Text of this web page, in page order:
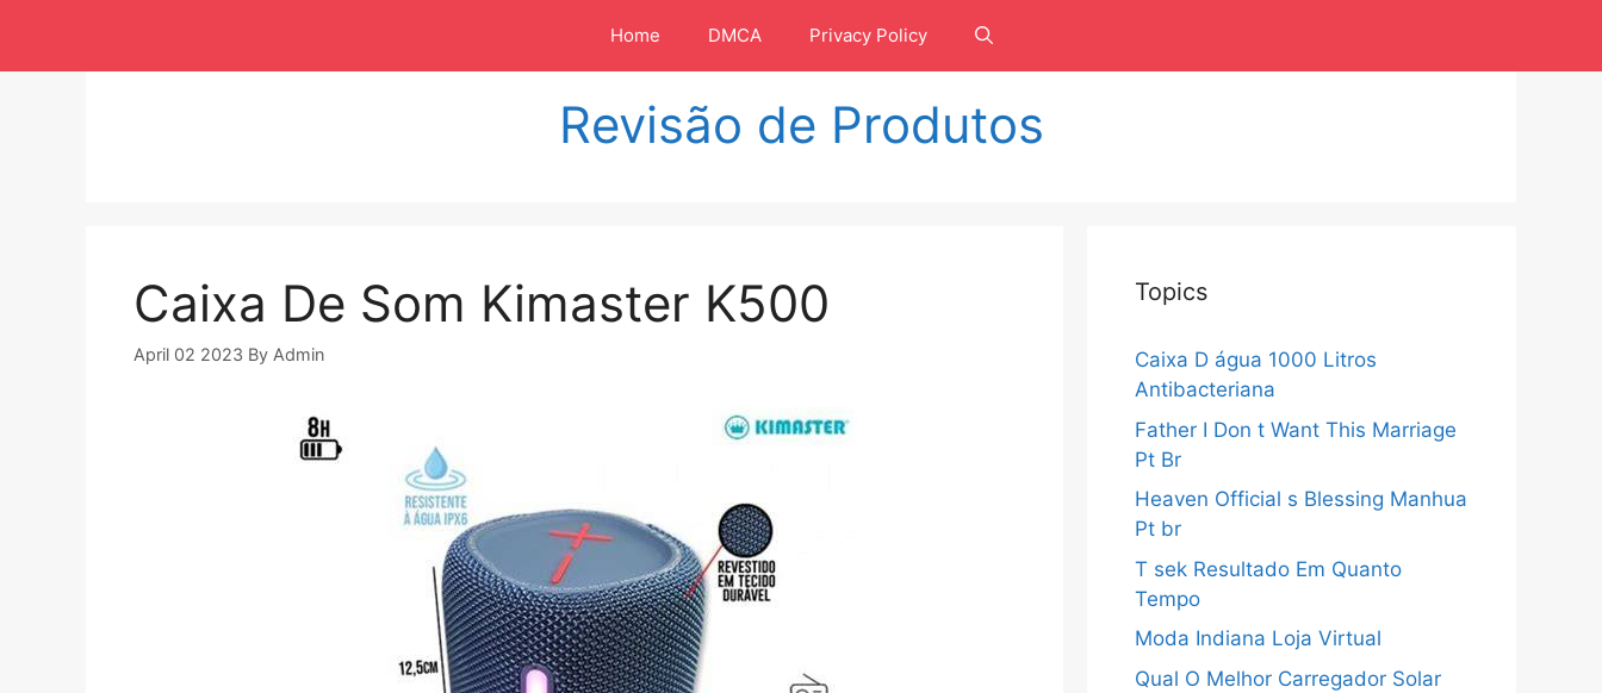
isi
Home DMCA Privacy Policy
Revisão de Produtos
Caixa De Som Kimaster K500
April 02 2023 By Admin
Topics
Caixa D água 1000 Litros
Antibacteriana
Father I Don t Want This Marriage
Pt Br
Heaven Official s Blessing Manhua
Pt br
T sek Resultado Em Quanto
Tempo
Moda Indiana Loja Virtual
Qual O Melhor Carregador Solar